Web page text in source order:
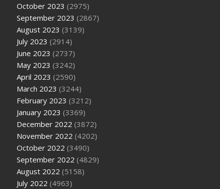
October 2023 (2975)
September 2023 (2867)
August 2023 (3139)
July 2023 (2914)
June 2023 (2737)
May 2023 (3242)
April 2023 (2590)
March 2023 (3244)
February 2023 (3212)
January 2023 (3369)
December 2022 (3872)
November 2022 (4202)
October 2022 (3490)
September 2022 (4829)
August 2022 (5158)
July 2022 (4963)